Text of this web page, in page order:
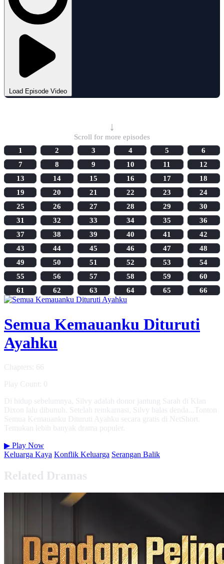
Load Episode Video
↓
Scroll for more episodes
1
2 3 4 5
6
7
8 9 10 11
12
13
14 15 16 17
18
19
20 21 22 23
24
25
26 27 28 29
30
31
32 33 34 35
36
37
38 39 40 41
42
43
44 45 46 47
48
49
50 51 52 53
54
55
56 57 58 59
60
61
62 63 64 65 66
Semua Kemauanku Dituruti
Ayahku
Chapters: 66
Play Count: 0
Di hidup sebelumnya, Silvy adalah donor jantung Sarah di Klan
Dixon lalu dibunuh. Setelah reinkarnasi, Silvy balas denda...Tonton
Semua Kemauanku Dituruti Ayahku secara gratis di NetShort.
Temukan lebih banyak drama populer.
▶ Play Now
Keluarga Kaya Konflik Keluarga Serangan Balik
Related Dramas